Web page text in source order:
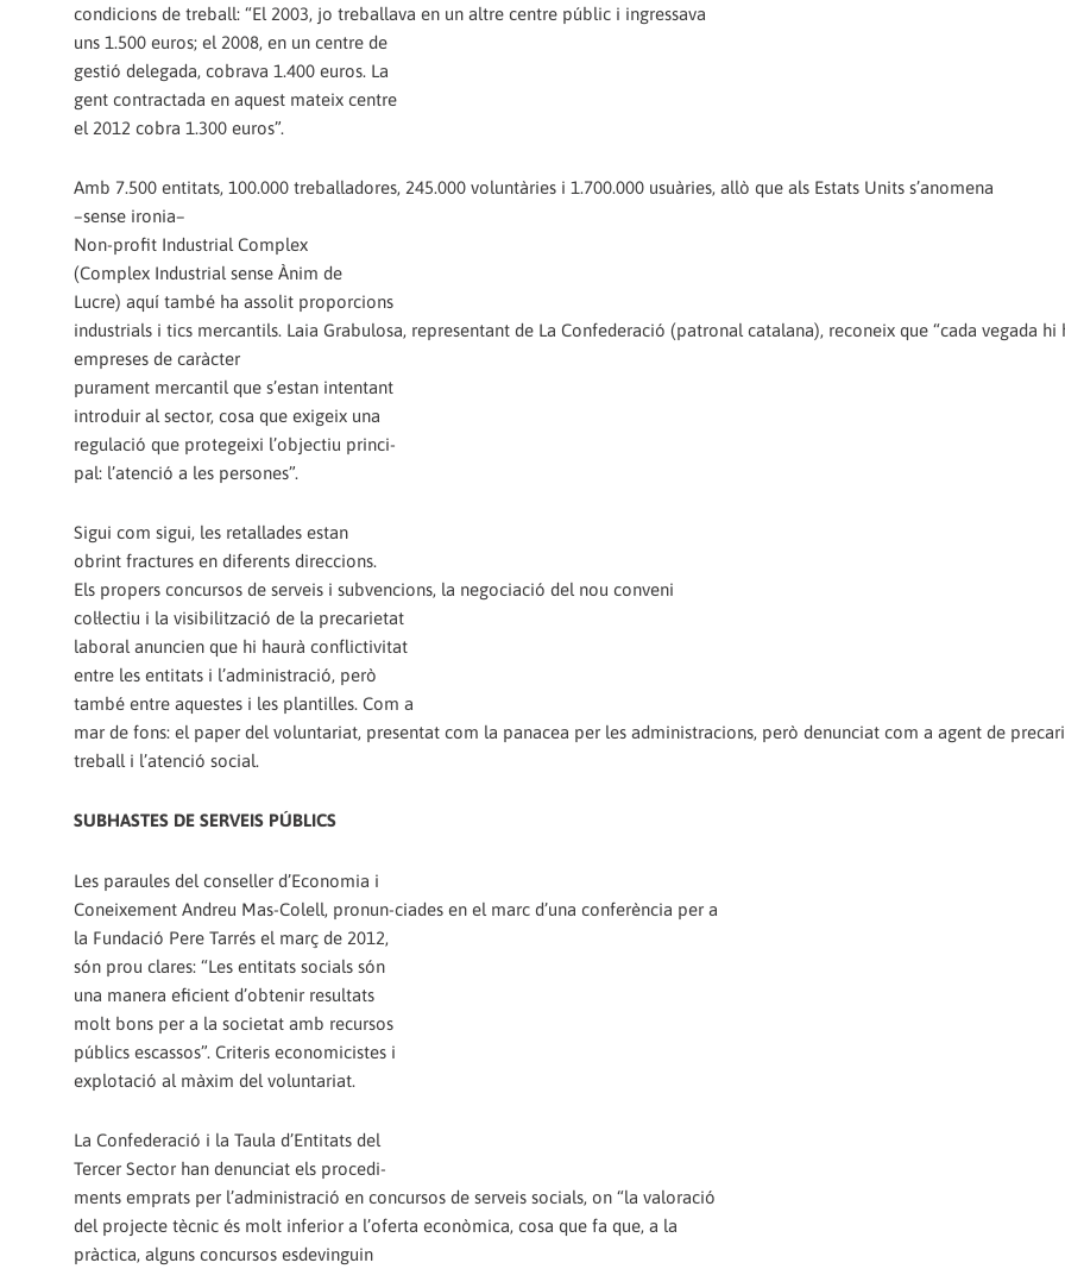
condicions de treball: “El 2003, jo treballava en un altre centre públic i ingressava
uns 1.500 euros; el 2008, en un centre de
gestió delegada, cobrava 1.400 euros. La
gent contractada en aquest mateix centre
el 2012 cobra 1.300 euros”.
Amb 7.500 entitats, 100.000 treballadores, 245.000 voluntàries i 1.700.000 usuàries, allò que als Estats Units s’anomena
–sense ironia–
Non-profit Industrial Complex
(Complex Industrial sense Ànim de
Lucre) aquí també ha assolit proporcions
industrials i tics mercantils. Laia Grabulosa, representant de La Confederació (patronal catalana), reconeix que “cada vegada hi
empreses de caràcter
purament mercantil que s’estan intentant
introduir al sector, cosa que exigeix una
regulació que protegeixi l’objectiu princi-
pal: l’atenció a les persones”.
Sigui com sigui, les retallades estan
obrint fractures en diferents direccions.
Els propers concursos de serveis i subvencions, la negociació del nou conveni
col·lectiu i la visibilització de la precarietat
laboral anuncien que hi haurà conflictivitat
entre les entitats i l’administració, però
també entre aquestes i les plantilles. Com a
mar de fons: el paper del voluntariat, presentat com la panacea per les administracions, però denunciat com a agent de
treball i l’atenció social.
SUBHASTES DE SERVEIS PÚBLICS
Les paraules del conseller d’Economia i
Coneixement Andreu Mas-Colell, pronun-ciades en el marc d’una conferència per a
la Fundació Pere Tarrés el març de 2012,
són prou clares: “Les entitats socials són
una manera eficient d’obtenir resultats
molt bons per a la societat amb recursos
públics escassos”. Criteris economicistes i
explotació al màxim del voluntariat.
La Confederació i la Taula d’Entitats del
Tercer Sector han denunciat els procedi-
ments emprats per l’administració en concursos de serveis socials, on “la valoració
del projecte tècnic és molt inferior a l’oferta econòmica, cosa que fa que, a la
pràctica, alguns concursos esdevinguin